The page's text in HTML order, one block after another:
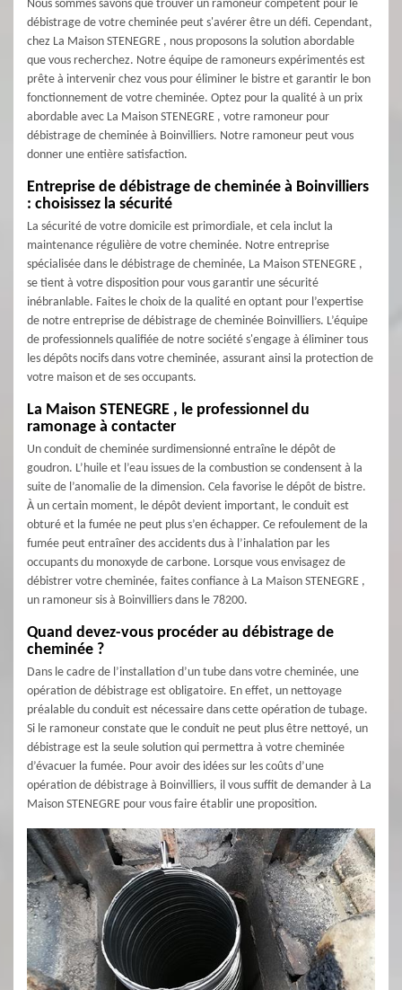
Nous sommes savons que trouver un ramoneur compétent pour le
débistrage de votre cheminée peut s'avérer être un défi. Cependant,
chez La Maison STENEGRE , nous proposons la solution abordable
que vous recherchez. Notre équipe de ramoneurs expérimentés est
prête à intervenir chez vous pour éliminer le bistre et garantir le bon
fonctionnement de votre cheminée. Optez pour la qualité à un prix
abordable avec La Maison STENEGRE , votre ramoneur pour
débistrage de cheminée à Boinvilliers. Notre ramoneur peut vous
donner une entière satisfaction.
Entreprise de débistrage de cheminée à Boinvilliers
: choisissez la sécurité
La sécurité de votre domicile est primordiale, et cela inclut la
maintenance régulière de votre cheminée. Notre entreprise
spécialisée dans le débistrage de cheminée, La Maison STENEGRE ,
se tient à votre disposition pour vous garantir une sécurité
inébranlable. Faites le choix de la qualité en optant pour l’expertise
de notre entreprise de débistrage de cheminée Boinvilliers. L’équipe
de professionnels qualifiée de notre société s'engage à éliminer tous
les dépôts nocifs dans votre cheminée, assurant ainsi la protection de
votre maison et de ses occupants.
La Maison STENEGRE , le professionnel du
ramonage à contacter
Un conduit de cheminée surdimensionné entraîne le dépôt de
goudron. L’huile et l’eau issues de la combustion se condensent à la
suite de l’anomalie de la dimension. Cela favorise le dépôt de bistre.
À un certain moment, le dépôt devient important, le conduit est
obturé et la fumée ne peut plus s’en échapper. Ce refoulement de la
fumée peut entraîner des accidents dus à l’inhalation par les
occupants du monoxyde de carbone. Lorsque vous envisagez de
débistrer votre cheminée, faites confiance à La Maison STENEGRE ,
un ramoneur sis à Boinvilliers dans le 78200.
Quand devez-vous procéder au débistrage de
cheminée ?
Dans le cadre de l’installation d’un tube dans votre cheminée, une
opération de débistrage est obligatoire. En effet, un nettoyage
préalable du conduit est nécessaire dans cette opération de tubage.
Si le ramoneur constate que le conduit ne peut plus être nettoyé, un
débistrage est la seule solution qui permettra à votre cheminée
d’évacuer la fumée. Pour avoir des idées sur les coûts d’une
opération de débistrage à Boinvilliers, il vous suffit de demander à La
Maison STENEGRE pour vous faire établir une proposition.